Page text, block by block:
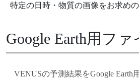
特定の日時・物質の画像をお求め
Google Earth用ファ
VENUSの予測結果をGoogle